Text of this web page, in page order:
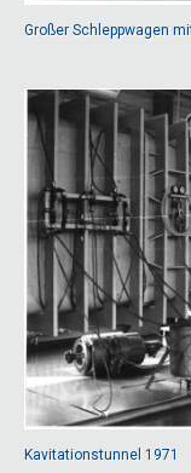
Großer Schleppwagen
Kavitationstunnel 1971